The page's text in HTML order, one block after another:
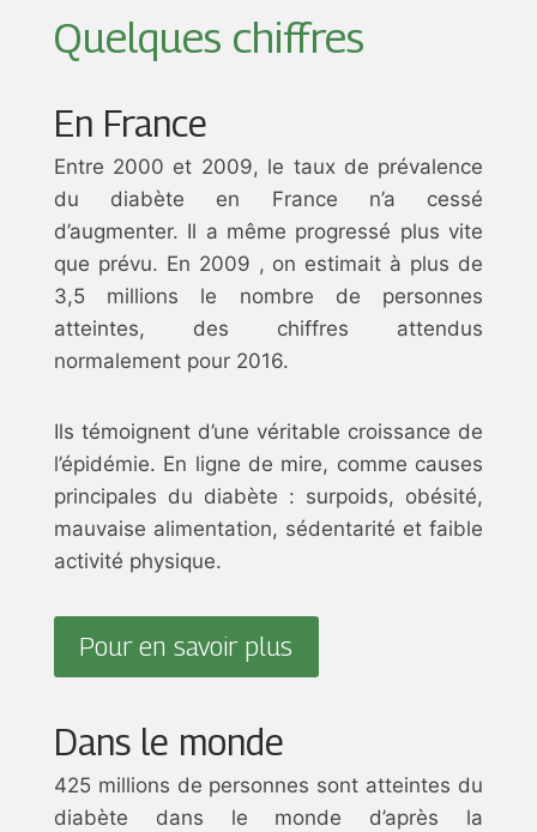
Quelques chiffres
En France
Entre 2000 et 2009, le taux de prévalence
du diabète en France n’a cessé
d’augmenter. Il a même progressé plus vite
que prévu. En 2009 , on estimait à plus de
3,5 millions le nombre de personnes
atteintes, des chiffres attendus
normalement pour 2016.
Ils témoignent d’une véritable croissance de
l’épidémie. En ligne de mire, comme causes
principales du diabète : surpoids, obésité,
mauvaise alimentation, sédentarité et faible
activité physique.
Pour en savoir plus
Dans le monde
425 millions de personnes sont atteintes du
diabète dans le monde d’après la